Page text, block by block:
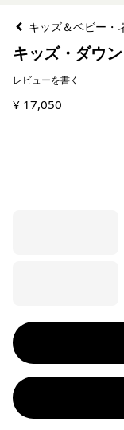
キッズ＆ベビー・
キッズ・ダウ
レビューを書く
¥ 17,050